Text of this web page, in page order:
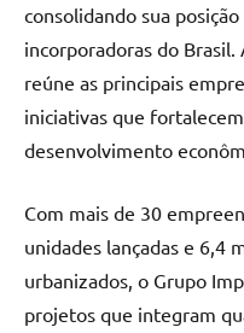
consolidando sua
incorporadoras do Brasil.
reúne as principais
iniciativas que
desenvolvimento
Com mais de 30
unidades lançadas e 6,4
urbanizados, o Grupo
projetos que integram